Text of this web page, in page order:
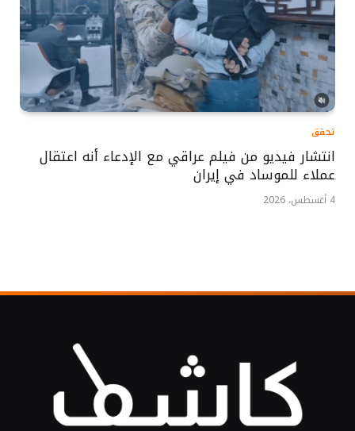
تحقق
انتشار فيديو من فيلم عراقي مع الإدعاء أنه اعتقال
عملاء للموساد في إيران
4 أغسطس، 2026